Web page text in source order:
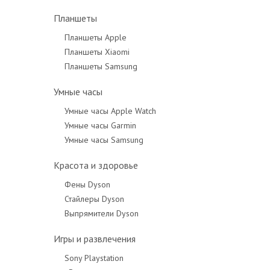
Планшеты
Планшеты Apple
Планшеты Xiaomi
Планшеты Samsung
Умные часы
Умные часы Apple Watch
Умные часы Garmin
Умные часы Samsung
Красота и здоровье
Фены Dyson
Стайлеры Dyson
Выпрямители Dyson
Игры и развлечения
Sony Playstation